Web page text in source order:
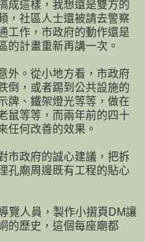
成這樣，我想還是雙方的
，社區人士還被請去警察
工作，市政府的動作還是
的計畫重新再講一次。
外。從小地方看，市政府
倒，或者踢到公共設施的
牌、鐵架燈光等等，做在
鼠等等，而兩年前的四十
任何改善的效果。
市政府的誠心建議，把拆
孔廟周邊既有工程的貼心
覽人員，製作小摺頁DM讓
的歷史，這個每座廟都